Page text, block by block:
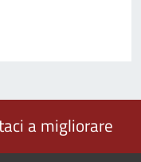
a migliorare